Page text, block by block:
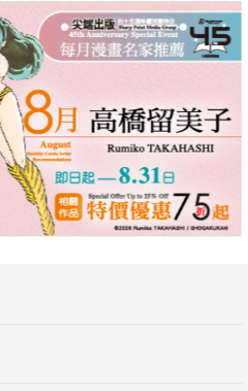
面對這些看似分歧的課題，你不是只能
被極端聲音綁架的自由，穿透這些雜訊
據情勢、時間、心智狀態做出最佳判斷
的科學研究出發，帶你建立完整而靈活
在提供標準答案，而是給你一套思考工
，看見更多的可能，幫助你在面對人生
智的判斷。
持人
董事長